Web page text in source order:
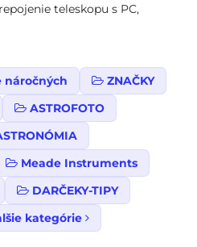
teleskopu s PC,
náročných
ZNAČKY
ASTROFOTO
Meade Instruments
DARČEKY-TIPY
kategórie